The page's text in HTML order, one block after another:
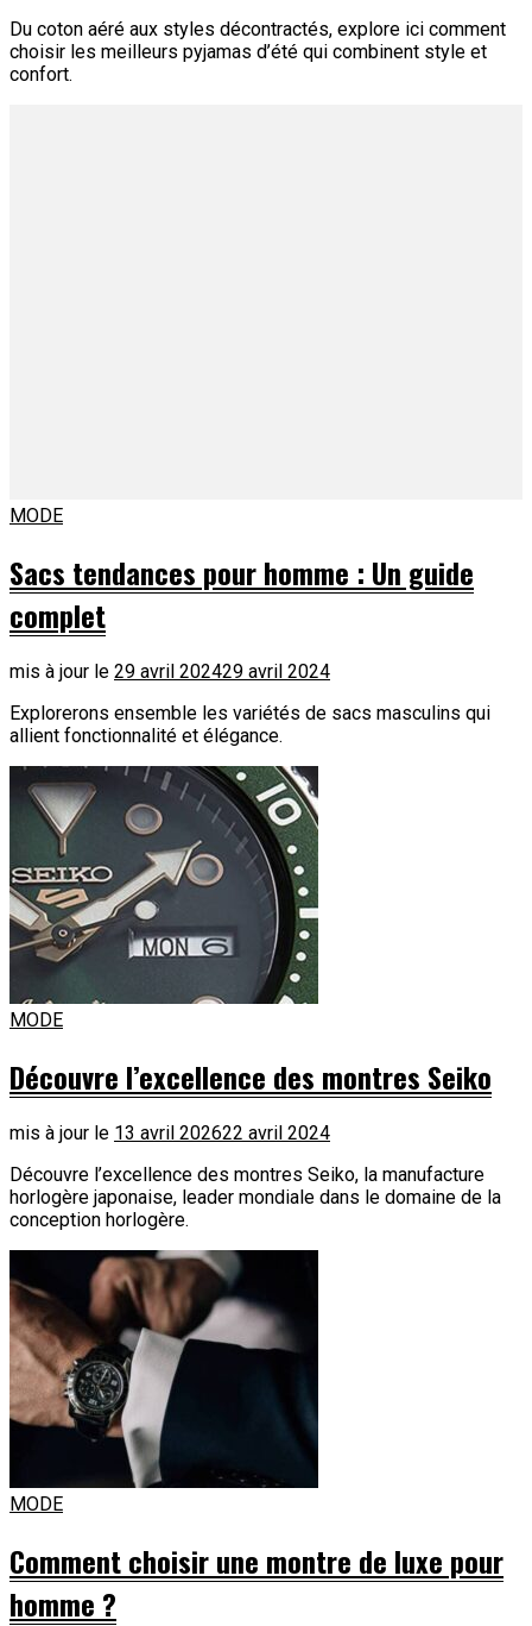
Du coton aéré aux styles décontractés, explore ici comment
choisir les meilleurs pyjamas d’été qui combinent style et
confort.
MODE
Sacs tendances pour homme : Un guide
complet
mis à jour le 29 avril 202429 avril 2024
Explorerons ensemble les variétés de sacs masculins qui
allient fonctionnalité et élégance.
MODE
Découvre l’excellence des montres Seiko
mis à jour le 13 avril 202622 avril 2024
Découvre l’excellence des montres Seiko, la manufacture
horlogère japonaise, leader mondiale dans le domaine de la
conception horlogère.
MODE
Comment choisir une montre de luxe pour
homme ?